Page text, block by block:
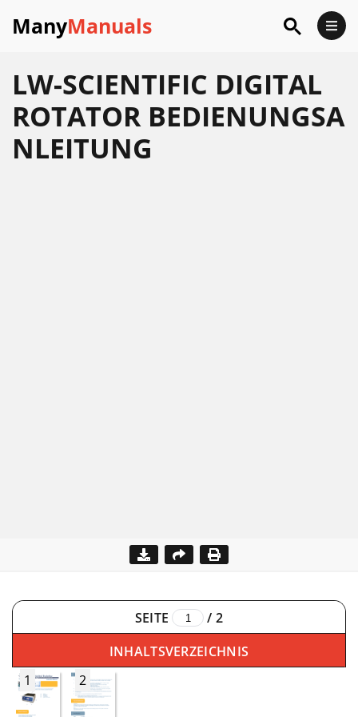
ManyManuals
LW-SCIENTIFIC DIGITAL
ROTATOR BEDIENUNGSA
NLEITUNG
SEITE / 2
INHALTSVERZEICHNIS
1
2